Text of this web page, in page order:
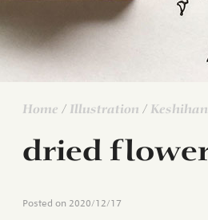
Home / Illustration / Keshihan
dried
Posted on 2020/12/17